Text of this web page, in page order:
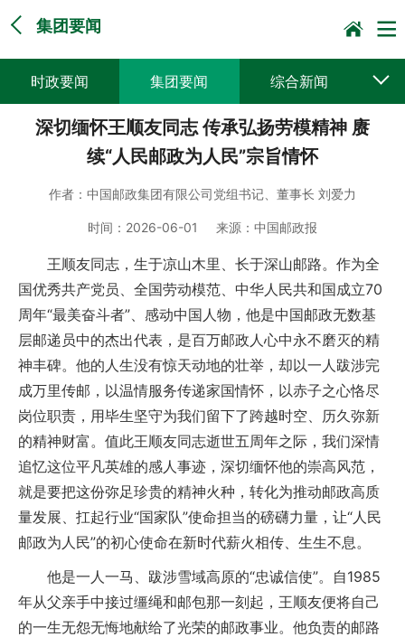
集团要闻
时政要闻 集团要闻 综合新闻
媒体聚焦 党建动态 普遍服务
深切缅怀王顺友同志 传承弘扬劳模精神 赓
续“人民邮政为人民”宗旨情怀
作者： 中国邮政集团有限公司党组书记、董事长 刘爱力
时间： 2026-06-01 来源： 中国邮政报
王顺友同志，生于凉山木里、长于深山邮路。作为全
国优秀共产党员、全国劳动模范、中华人民共和国成立70
周年“最美奋斗者”、感动中国人物，他是中国邮政无数基
层邮递员中的杰出代表，是百万邮政人心中永不磨灭的精
神丰碑。他的人生没有惊天动地的壮举，却以一人跋涉完
成万里传邮，以温情服务传递家国情怀，以赤子之心恪尽
岗位职责，用毕生坚守为我们留下了跨越时空、历久弥新
的精神财富。值此王顺友同志逝世五周年之际，我们深情
追忆这位平凡英雄的感人事迹，深切缅怀他的崇高风范，
就是要把这份弥足珍贵的精神火种，转化为推动邮政高质
量发展、扛起行业“国家队”使命担当的磅礴力量，让“人民
邮政为人民”的初心使命在新时代薪火相传、生生不息。
他是一人一马、跋涉雪域高原的“忠诚信使”。自1985
年从父亲手中接过缰绳和邮包那一刻起，王顺友便将自己
的一生无怨无悔地献给了光荣的邮政事业。他负责的邮路